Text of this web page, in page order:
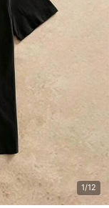
1/12